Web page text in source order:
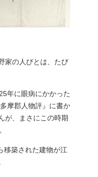
家の人びとは、たび
年に眼病にかかった
摩郡人物評』に書か
が、まさにこの時期
移築された建物が江